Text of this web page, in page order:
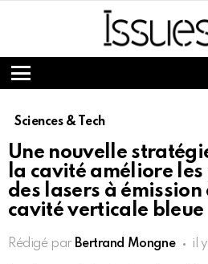
Menu
Sciences & Tech
Une nouvelle
la cavité améliore
des lasers à émission
cavité verticale bleue
Rédigé par Bertrand Mongne il